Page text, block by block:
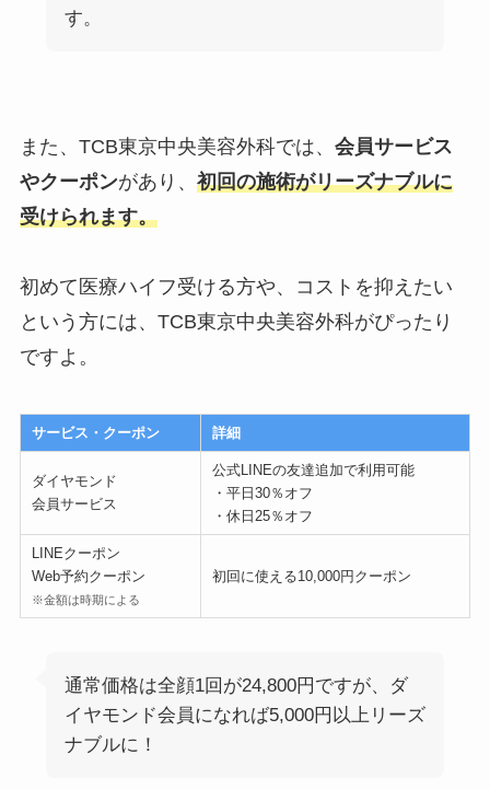
す。
また、TCB東京中央美容外科では、 会員サービス
やクーポンがあり、 初回の施術がリーズナブルに
受けられます。
初めて医療ハイフ受ける方や、コストを抑えたい
という方には、TCB東京中央美容外科がぴったり
ですよ。
サービス・クーポン 詳細
ダイヤモンド
会員サービス
公式LINEの友達追加で利用可能
・平日30％オフ
・休日25％オフ
LINEクーポン
Web予約クーポン
※金額は時期による
初回に使える10,000円クーポン
通常価格は全顔1回が24,800円ですが、ダ
イヤモンド会員になれば5,000円以上リーズ
ナブルに！